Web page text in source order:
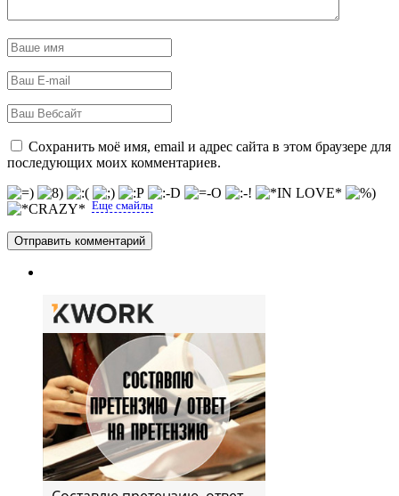
Сохранить моё имя, email и адрес сайта в этом браузере для
последующих моих комментариев.
Еще смайлы